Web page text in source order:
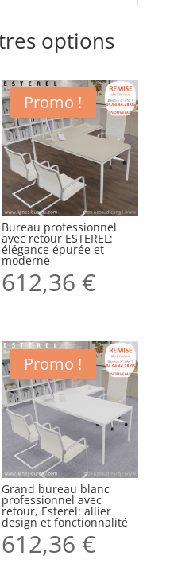
options
Promo !
Bureau professionnel
avec retour ESTEREL:
élégance épurée et
moderne
612,36€
Promo !
Grand bureau blanc
professionnel avec
retour, Esterel: allier
design et fonctionnalité
612,36€